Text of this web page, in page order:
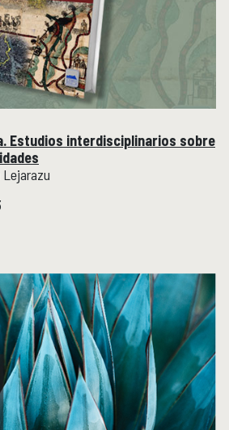
Estudios interdisciplinarios sobre
Lejarazu